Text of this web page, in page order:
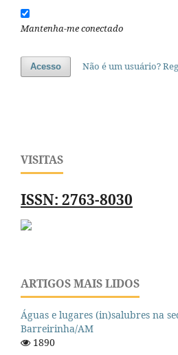
Mantenha-me conectado
Acesso Não é um usuário?
VISITAS
ISSN: 2763-8030
ARTIGOS MAIS LIDOS
Águas e lugares (in)salubres na
Barreirinha/AM
1890